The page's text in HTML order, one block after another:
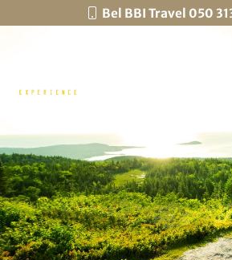
Bel BBI Travel 050